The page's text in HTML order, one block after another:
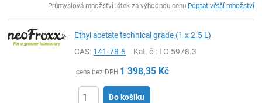
Průmyslová množství látek za výhodnou cenu Poptat větší množství
Ethyl acetate technical grade (1 x 2.5 L)
CAS: 141-78-6 Kat. č.: LC-5978.3
cena bez DPH 1 398,35 Kč
Do košíku